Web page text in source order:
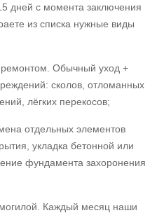
дней с момента заключения
из списка нужные виды
ремонтом. Обычный уход +
сколов, отломанных
лёгких перекосов;
отдельных элементов
укладка бетонной или
фундамента захоронения
Каждый месяц наши